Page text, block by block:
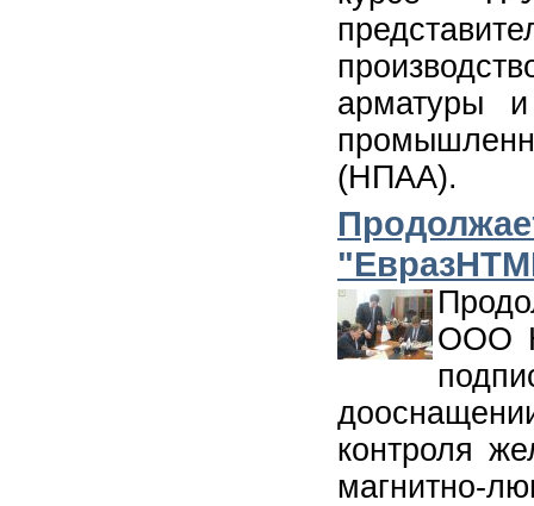
арматуры
(НПАА).
ООО
контроля
магнитно-